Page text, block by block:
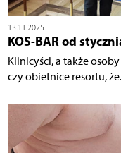
13.11.2025
KOS-BAR od
Klinicyści, a także
czy obietnice resortu,